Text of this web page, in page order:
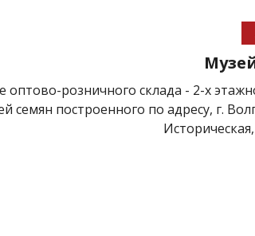
оптово-розничного склада - 2-х
семян построенного по адресу, г.